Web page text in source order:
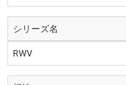
シリーズ名
RWV